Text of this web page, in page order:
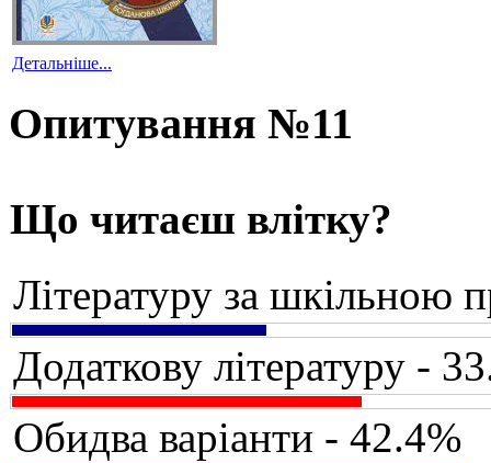
Детальніше...
Опитування №11
Що читаєш влітку?
Літературу за шкільною
Додаткову літературу -
Обидва варіанти - 42.4%